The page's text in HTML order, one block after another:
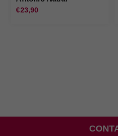
€23,90